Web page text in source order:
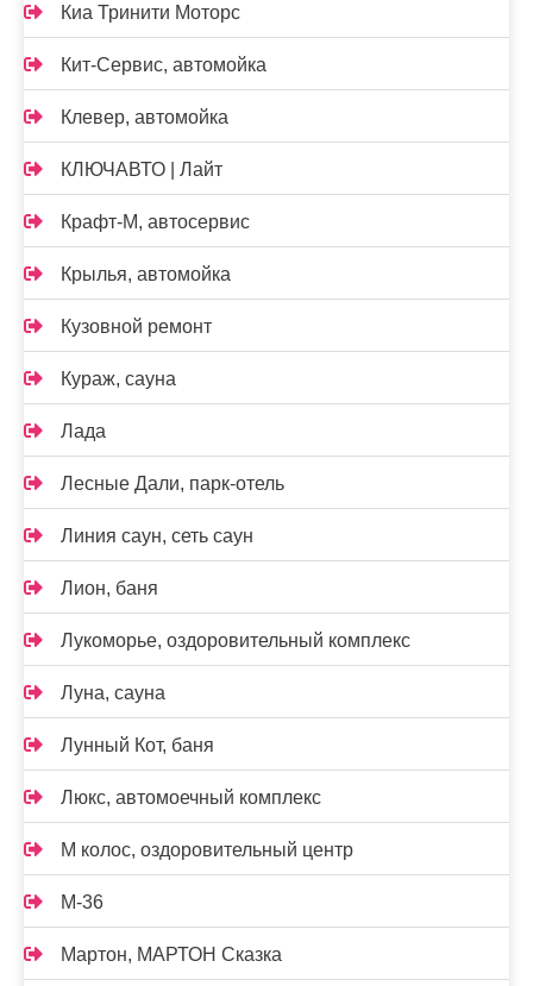
Киа Тринити Моторс
Кит-Сервис, автомойка
Клевер, автомойка
КЛЮЧАВТО | Лайт
Крафт-М, автосервис
Крылья, автомойка
Кузовной ремонт
Кураж, сауна
Лада
Лесные Дали, парк-отель
Линия саун, сеть саун
Лион, баня
Лукоморье, оздоровительный комплекс
Луна, сауна
Лунный Кот, баня
Люкс, автомоечный комплекс
М колос, оздоровительный центр
М-36
Мартон, МАРТОН Сказка